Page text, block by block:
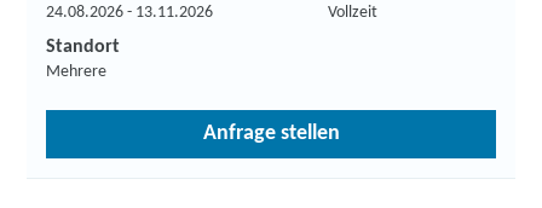
24.08.2026 - 13.11.2026 Vollzeit
Standort
Mehrere
Anfrage stellen